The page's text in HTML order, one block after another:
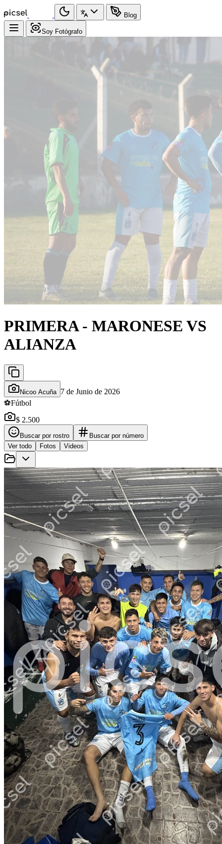
Blog
Soy Fotógrafo
PRIMERA - MARONESE VS
ALIANZA
Nicoo Acuña 7 de Junio de 2026
⚽Fútbol
$ 2.500
Buscar por rostro
Buscar por número
Ver todo
Fotos Videos